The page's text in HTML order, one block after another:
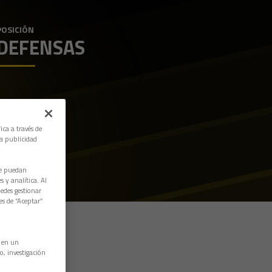
a través de
publicidad
puedan
y analítica. Al
gestionar
de “Aceptar”
un
investigación